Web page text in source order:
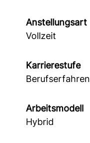
Anstellungsart
Vollzeit
Karrierestufe
Berufserfahren
Arbeitsmodell
Hybrid